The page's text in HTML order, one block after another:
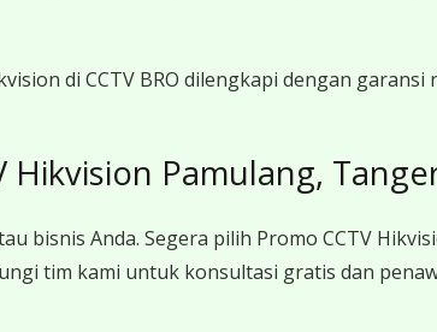
di CCTV BRO dilengkapi dengan garansi
Hikvision Pamulang,
bisnis Anda. Segera pilih Promo CCTV
tim kami untuk konsultasi gratis dan